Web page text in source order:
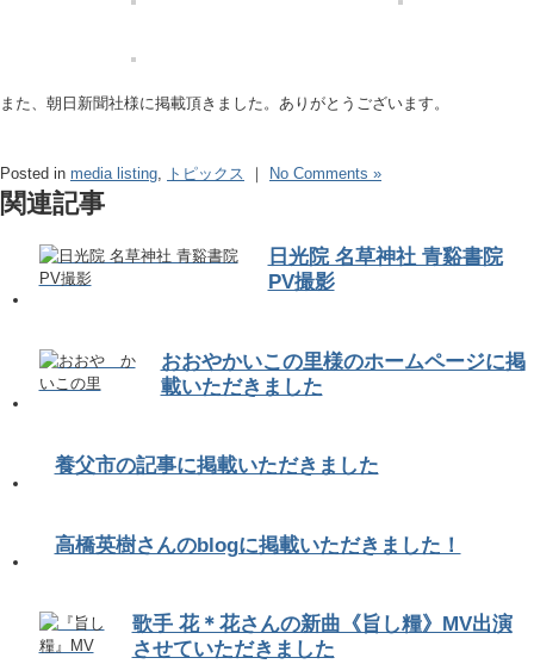
また、朝日新聞社様に掲載頂きました。ありがとうございます。
Posted in media listing, トピックス ｜ No Comments »
関連記事
日光院 名草神社 青谿書院
PV撮影
おおやかいこの里様のホームページに掲
載いただきました
養父市の記事に掲載いただきました
高橋英樹さんのblogに掲載いただきました！
歌手 花＊花さんの新曲《旨し糧》MV出演
させていただきました